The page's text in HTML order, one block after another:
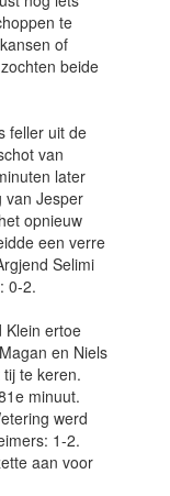
te
of
beide
feller uit de
van
later
van Jesper
opnieuw
een verre
Selimi
0-2.
Klein ertoe
en Niels
te keren.
minuut.
werd
1-2.
aan voor